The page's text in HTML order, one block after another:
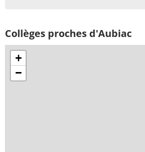
Collèges proches d'Aubiac
+
−